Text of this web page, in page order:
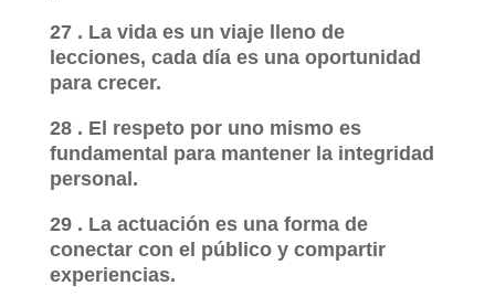
27 . La vida es un viaje lleno de
lecciones, cada día es una oportunidad
para crecer.
28 . El respeto por uno mismo es
fundamental para mantener la integridad
personal.
29 . La actuación es una forma de
conectar con el público y compartir
experiencias.